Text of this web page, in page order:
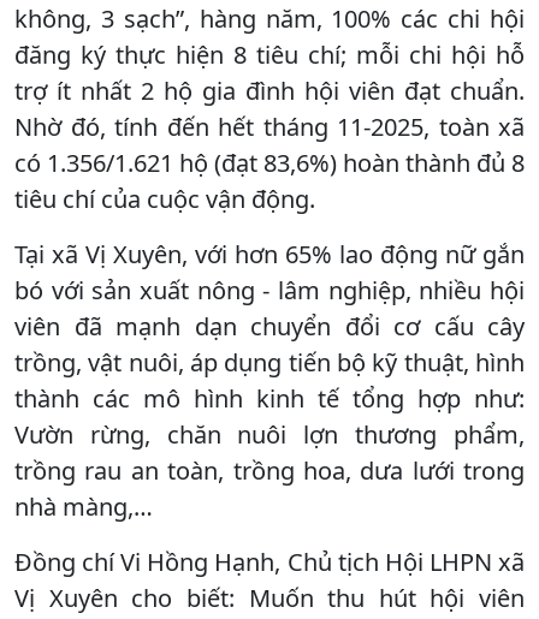
không, 3 sạch”, hàng năm, 100% các chi hội
đăng ký thực hiện 8 tiêu chí; mỗi chi hội hỗ
trợ ít nhất 2 hộ gia đình hội viên đạt chuẩn.
Nhờ đó, tính đến hết tháng 11-2025, toàn xã
có 1.356/1.621 hộ (đạt 83,6%) hoàn thành đủ 8
tiêu chí của cuộc vận động.
Tại xã Vị Xuyên, với hơn 65% lao động nữ gắn
bó với sản xuất nông - lâm nghiệp, nhiều hội
viên đã mạnh dạn chuyển đổi cơ cấu cây
trồng, vật nuôi, áp dụng tiến bộ kỹ thuật, hình
thành các mô hình kinh tế tổng hợp như:
Vườn rừng, chăn nuôi lợn thương phẩm,
trồng rau an toàn, trồng hoa, dưa lưới trong
nhà màng,…
Đồng chí Vi Hồng Hạnh, Chủ tịch Hội LHPN xã
Vị Xuyên cho biết: Muốn thu hút hội viên